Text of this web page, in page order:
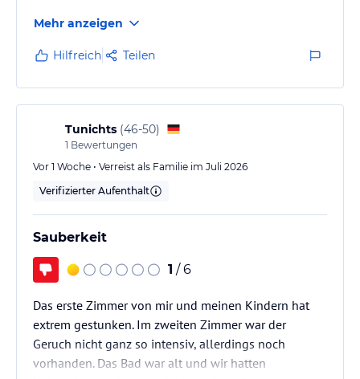
und Wasserabschaltungen über mehrere Stunden
bemängeln. Keine Klimaanlage und Licht abends und
in der Nacht waren kaum auszuhalten. Haben uns
daher nachts draußen auf Strandliegen aufgehalten
und dort versucht zu schlafen, weil es im Zimmer zu
stickig war.
Mehr anzeigen
Hilfreich Teilen
Tunichts (46-50)
1 Bewertungen
Vor 1 Woche • Verreist als Familie im Juli 2026
Verifizierter Aufenthalt
Sauberkeit
1 / 6
Das erste Zimmer von mir und meinen Kindern hat
extrem gestunken. Im zweiten Zimmer war der
Geruch nicht ganz so intensiv, allerdings noch
vorhanden. Das Bad war alt und wir hatten